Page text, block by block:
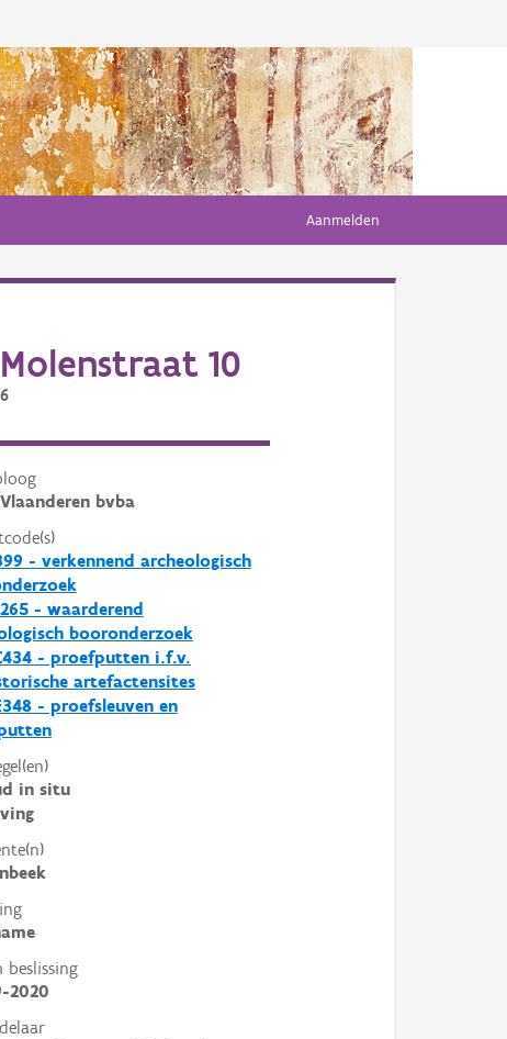
Aanmelden
10
Vlaanderen bvba
- verkennend archeologisch
- waarderend
booronderzoek
- proefputten i.f.v.
artefactensites
- proefsleuven en
in situ
beslissing
2020